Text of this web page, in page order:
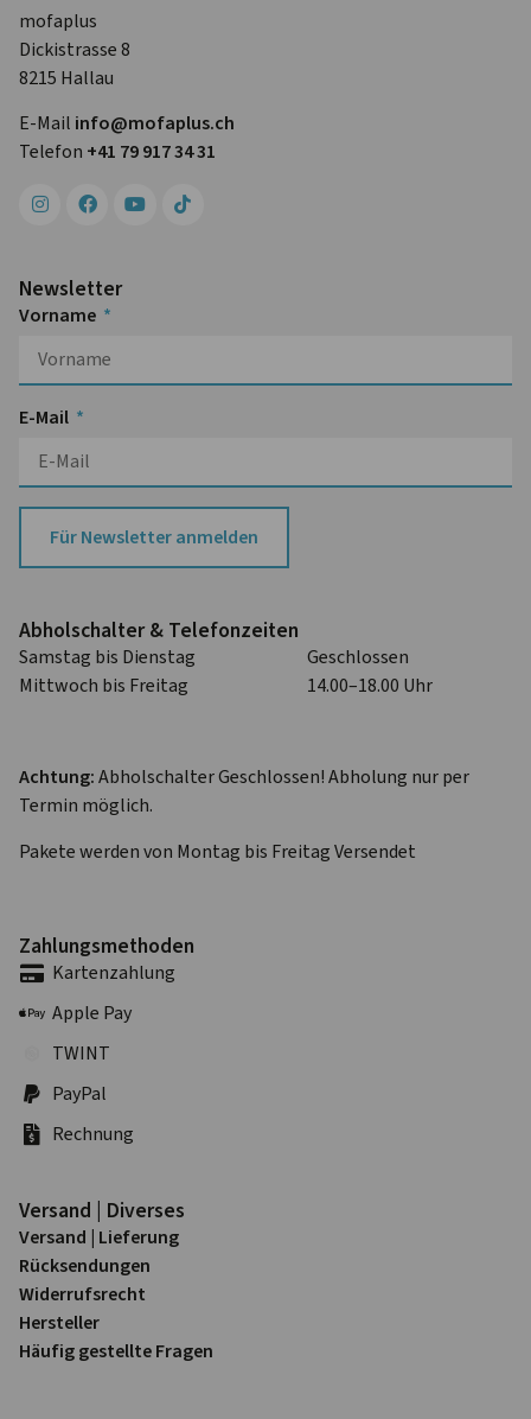
mofaplus
Dickistrasse 8
8215 Hallau
E-Mail info@mofa­plus.ch
Telefon +41 79 917 34 31
Newsletter
Vorname
E-Mail
Für Newsletter anmelden
Abhol­schalter & Telefon­zeiten
Samstag bis Dienstag
Geschlossen
Mittwoch bis Freitag
14.00–18.00 Uhr
Achtung:Abholschalter Geschlossen! Abholung nur per
Termin möglich.
Pakete werden von Montag bis Freitag Versendet
Zahlungs­methoden
Karten­zahlung
Apple Pay
TWINT
PayPal
Rechnung
Versand | Diverses
Versand | Lieferung
Rück­sendungen
Widerrufs­recht
Hersteller
Häufig gestellte Fragen